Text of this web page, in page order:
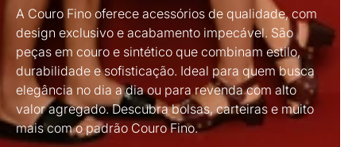
A Couro Fino oferece acessórios de qualidade, com
design exclusivo e acabamento impecável. São
peças em couro e sintético que combinam estilo,
durabilidade e sofisticação. Ideal para quem busca
elegância no dia a dia ou para revenda com alto
valor agregado. Descubra bolsas, carteiras e muito
mais com o padrão Couro Fino.